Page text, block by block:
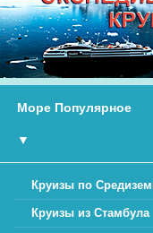
Море Популярное
▼
Круизы по
Круизы из Стамбула